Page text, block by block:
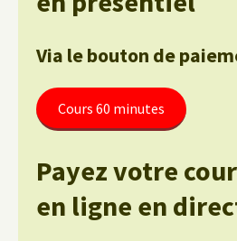
Via le bouton de
Cours 60 minutes
Payez votre
en ligne en